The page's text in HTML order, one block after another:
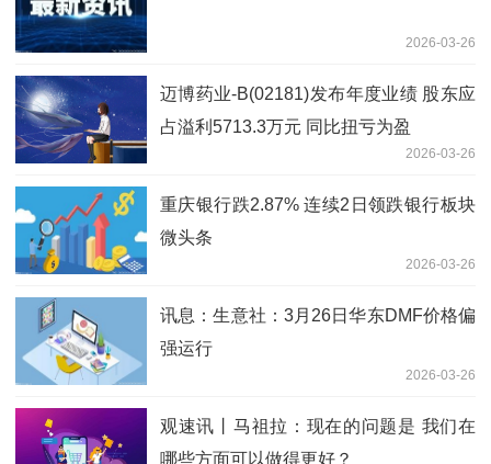
2026-03-26
迈博药业-B(02181)发布年度业绩 股东应
占溢利5713.3万元 同比扭亏为盈
2026-03-26
重庆银行跌2.87% 连续2日领跌银行板块
微头条
2026-03-26
讯息：生意社：3月26日华东DMF价格偏
强运行
2026-03-26
观速讯丨马祖拉：现在的问题是 我们在
哪些方面可以做得更好？